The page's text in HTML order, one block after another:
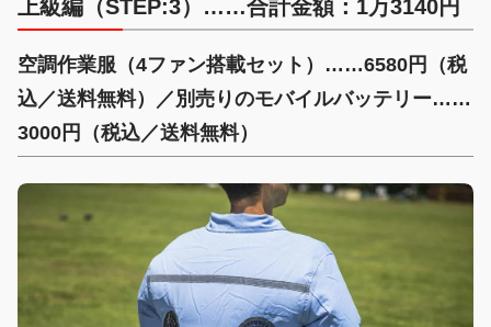
上級編（STEP:3）……合計金額：1万3140円
空調作業服（4ファン搭載セット）……6580円（税
込／送料無料）／別売りのモバイルバッテリー……
3000円（税込／送料無料）